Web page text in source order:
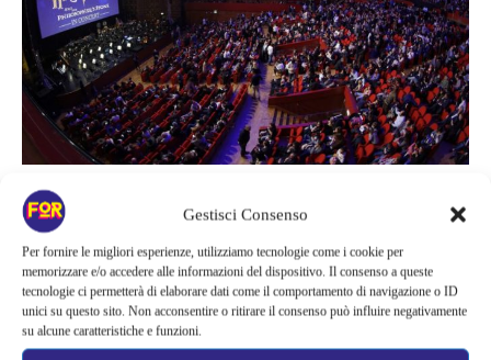
Gestisci Consenso
Per fornire le migliori esperienze, utilizziamo tecnologie come i cookie per
memorizzare e/o accedere alle informazioni del dispositivo. Il consenso a queste
tecnologie ci permetterà di elaborare dati come il comportamento di navigazione o ID
unici su questo sito. Non acconsentire o ritirare il consenso può influire negativamente
su alcune caratteristiche e funzioni.
Musica
HARRY POTTER E LA PIETRA
FILOSOFALE: IL CINE-CONCERTO
A MILANO
https://www.youtube.com/watch?v=vE64USvCPbo Dopo le quattro